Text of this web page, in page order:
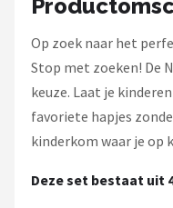
Op zoek naar het
Stop met zoeken! De
keuze. Laat je
favoriete hapjes
kinderkom waar je op
Deze set bestaat uit